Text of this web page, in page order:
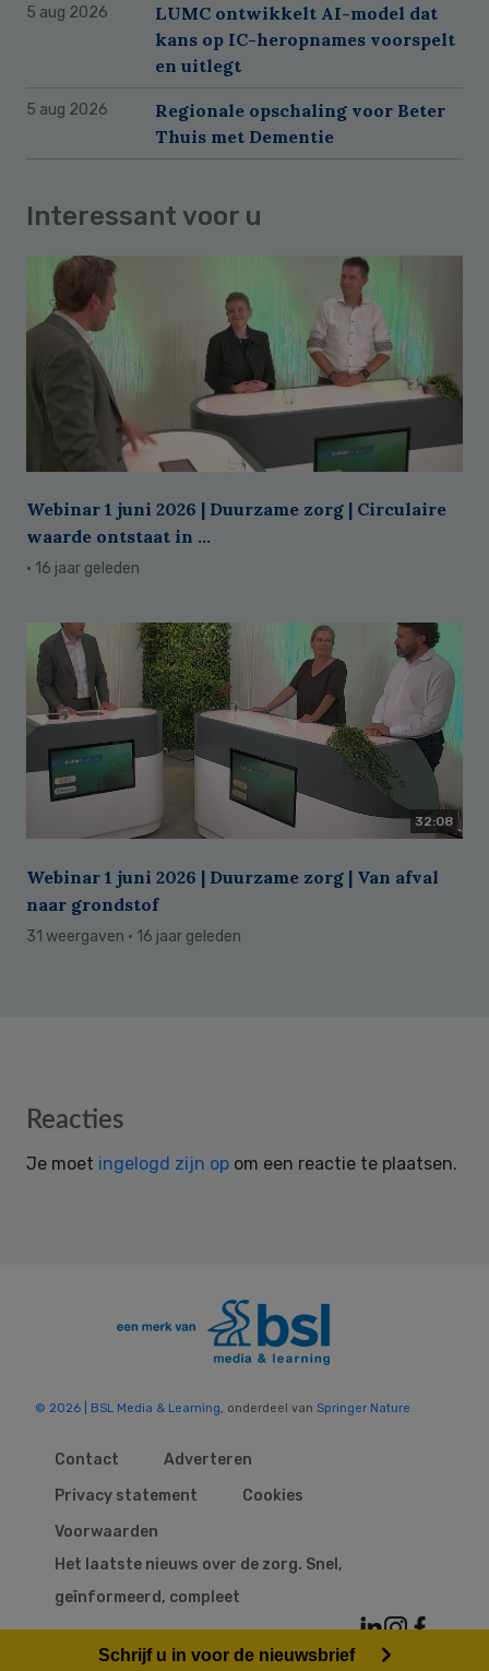
5 aug 2026
LUMC ontwikkelt AI-model dat
kans op IC-heropnames voorspelt
en uitlegt
5 aug 2026
Regionale opschaling voor Beter
Thuis met Dementie
Interessant voor u
Webinar 1 juni 2026 | Duurzame zorg | Circulaire
waarde ontstaat in ...
· 16 jaar geleden
32:08
Webinar 1 juni 2026 | Duurzame zorg | Van afval
naar grondstof
31 weergaven · 16 jaar geleden
Reader
Reacties
Je moet ingelogd zijn op om een reactie te plaatsen.
© 2026 | BSL Media & Learning, onderdeel van Springer Nature
Contact
Adverteren
Privacy statement
Cookies
Voorwaarden
Het laatste nieuws over de zorg. Snel,
geïnformeerd, compleet
Schrijf u in voor de nieuwsbrief